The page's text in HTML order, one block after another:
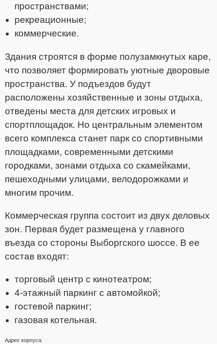
пространствами;
рекреационные;
коммерческие.
Здания строятся в форме полузамкнутых каре,
что позволяет формировать уютные дворовые
пространства. У подъездов будут
расположены хозяйственные и зоны отдыха,
отведены места для детских игровых и
спортплощадок. Но центральным элементом
всего комплекса станет парк со спортивными
площадками, современными детскими
городками, зонами отдыха со скамейками,
пешеходными улицами, велодорожками и
многим прочим.
Коммерческая группа состоит из двух деловых
зон. Первая будет размещена у главного
въезда со стороны Выборгского шоссе. В ее
состав входят:
торговый центр с кинотеатром;
4-этажный паркинг с автомойкой;
гостевой паркинг;
газовая котельная.
Адрес корпуса: